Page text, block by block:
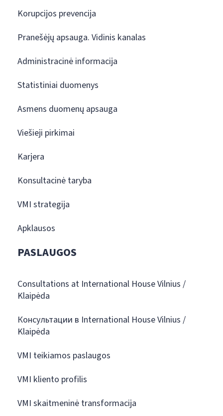
Korupcijos prevencija
Pranešėjų apsauga. Vidinis kanalas
Administracinė informacija
Statistiniai duomenys
Asmens duomenų apsauga
Viešieji pirkimai
Karjera
Konsultacinė taryba
VMI strategija
Apklausos
PASLAUGOS
Consultations at International House Vilnius /
Klaipėda
Консультации в International House Vilnius /
Klaipėda
VMI teikiamos paslaugos
VMI kliento profilis
VMI skaitmeninė transformacija